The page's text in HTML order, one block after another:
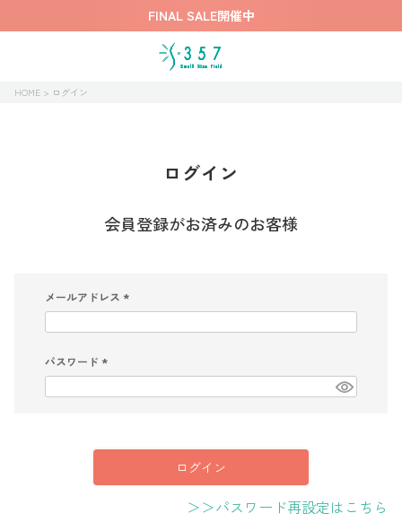
FINAL SALE開催中
HOME ログイン
ログイン
会員登録がお済みのお客様
メールアドレス
(
パスワード
(
ログイン
＞＞パスワード再設定はこちら